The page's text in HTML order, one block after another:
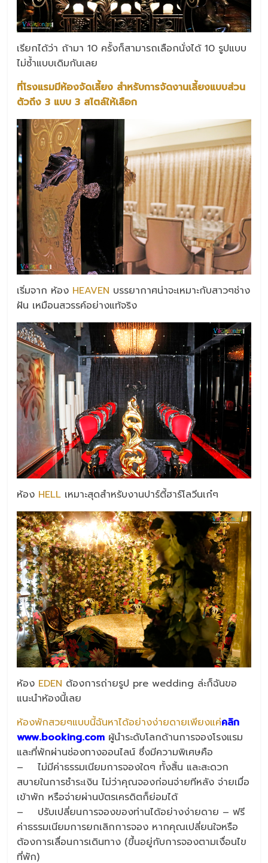
เรียกได้ว่า ถ้ามา 10 ครั้งก็สามารถเลือกนั่งได้ 10 รูปแบบ
ไม่ซ้ำแบบเดิมกันเลย
ที่โรงแรมมีห้องจัดเลี้ยง สำหรับการจัดงานเลี้ยงแบบส่วน
ตัวถึง 3 แบบ 3 สไตล์ให้เลือก
เริ่มจาก ห้อง HEAVEN บรรยากาศน่าจะเหมาะกับสาวๆช่าง
ฝัน เหมือนสวรรค์อย่างแท้จริง
ห้อง HELL เหมาะสุดสำหรับงานปาร์ตี้ฮาร์โลวีนเก๋ๆ
ห้อง EDEN ต้องการถ่ายรูป pre wedding ล่ะก็ฉันขอ
แนะนำห้องนี้เลย
ห้องพักสวยๆแบบนี้ฉันหาได้อย่างง่ายดายเพียงแค่คลิก
www.booking.com ผู้นำระดับโลกด้านการจองโรงแรม
และที่พักผ่านช่องทางออนไลน์ ซึ่งมีความพิเศษคือ
– ไม่มีค่าธรรมเนียมการจองใดๆ ทั้งสิ้น และสะดวก
สบายในการชำระเงิน ไม่ว่าคุณจองก่อนจ่ายทีหลัง จ่ายเมื่อ
เข้าพัก หรือจ่ายผ่านบัตรเครดิตก็ย่อมได้
– ปรับเปลี่ยนการจองของท่านได้อย่างง่ายดาย – ฟรี
ค่าธรรมเนียมการยกเลิกการจอง หากคุณเปลี่ยนใจหรือ
ต้องการเลื่อนการเดินทาง (ขึ้นอยู่กับการจองตามเงื่อนไข
ที่พัก)